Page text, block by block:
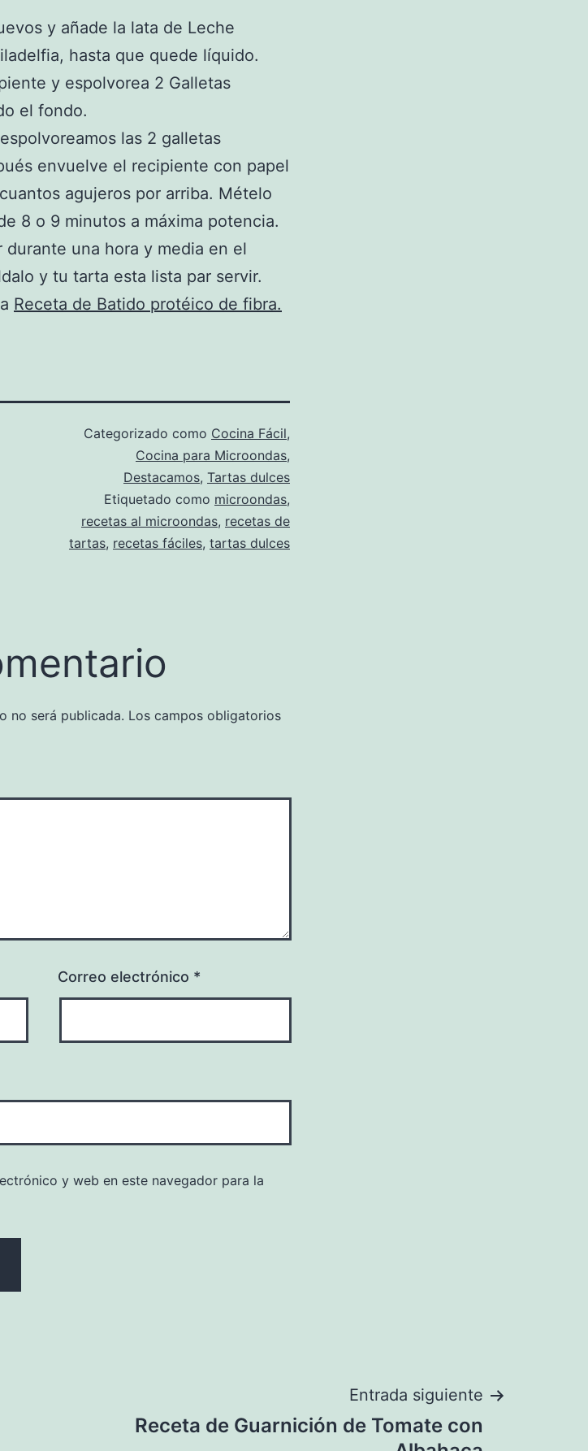
y añade la lata de Leche
hasta que quede líquido.
y espolvorea 2 Galletas
el fondo.
las 2 galletas
envuelve el recipiente con papel
agujeros por arriba. Mételo
8 o 9 minutos a máxima potencia.
una hora y media en el
y tu tarta esta lista par servir.
Receta de Batido protéico de fibra.
Categorizado como Cocina Fácil,
Cocina para Microondas,
Destacamos, Tartas dulces
Etiquetado como microondas,
recetas al microondas, recetas de
tartas, recetas fáciles, tartas dulces
no será publicada. Los campos obligatorios
Correo electrónico *
y web en este navegador para la
Entrada siguiente
Receta de Guarnición de Tomate con